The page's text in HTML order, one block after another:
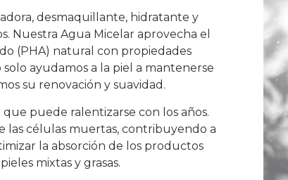
desmaquillante, hidratante y
Nuestra Agua Micelar aprovecha el
(PHA) natural con propiedades
ayudamos a la piel a mantenerse
su renovación y suavidad.
puede ralentizarse con los años.
las células muertas, contribuyendo a
la absorción de los productos
mixtas y grasas.